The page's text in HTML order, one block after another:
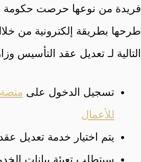
فريدة من نوعها حرصت حكومة
طرحها بطريقة إلكترونية من
التالية لـ تعديل عقد التأسيس
تسجيل الدخول على
للأعمال
يتم اختيار خدمة تعديل
سيتطلب تعبئة بيانات